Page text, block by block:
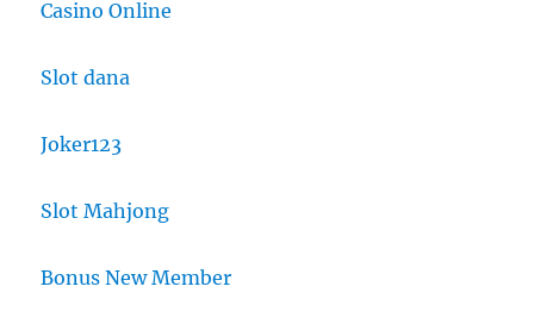
Casino Online
Slot dana
Joker123
Slot Mahjong
Bonus New Member